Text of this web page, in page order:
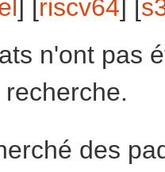
] [riscv64] [
n'ont pas
des